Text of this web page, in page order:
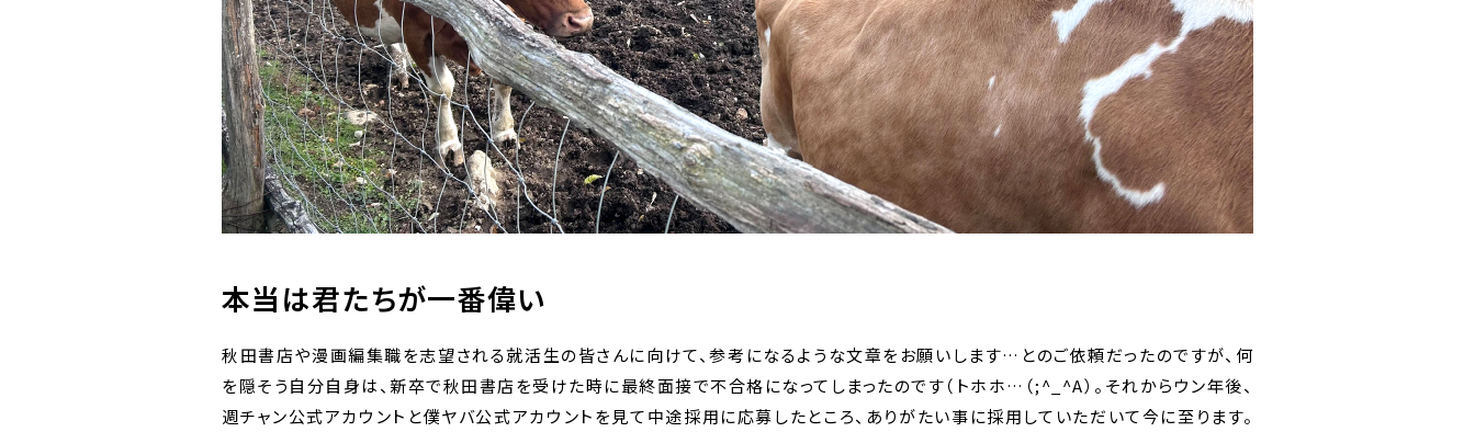
本当は君たちが一番偉い
秋田書店や漫画編集職を志望される就活生の皆さんに向けて、参考になるような文章をお願いします…とのご依頼だったのですが、何
を隠そう自分自身は、新卒で秋田書店を受けた時に最終面接で不合格になってしまったのです（トホホ…（;^_^A）。それからウン年後、
週チャン公式アカウントと僕ヤバ公式アカウントを見て中途採用に応募したところ、ありがたい事に採用していただいて今に至ります。